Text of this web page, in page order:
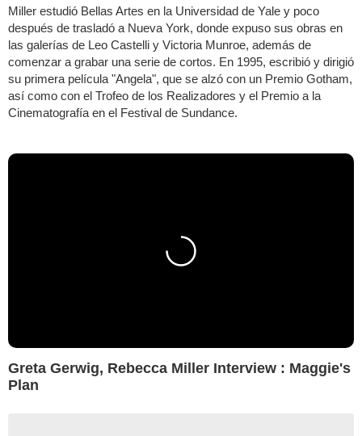
Miller estudió Bellas Artes en la Universidad de Yale y poco
después de trasladó a Nueva York, donde expuso sus obras en
las galerías de Leo Castelli y Victoria Munroe, además de
comenzar a grabar una serie de cortos. En 1995, escribió y dirigió
su primera película "Angela", que se alzó con un Premio Gotham,
así como con el Trofeo de los Realizadores y el Premio a la
Cinematografía en el Festival de Sundance.
Greta Gerwig, Rebecca Miller Interview : Maggie's
Plan